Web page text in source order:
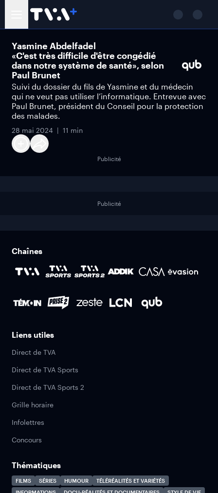
Yasmine Abdelfadel
«C'est très difficile d'être congédié
dans notre système de santé», selon
Paul Brunet
Suivi du dossier du fils de Yasmine et du médecin
qui ne veut pas utiliser l’informatique. Entrevue avec
Paul Brunet, président du Conseil pour la protection
des malades.
28 mai 2024 11 min
Publicité
Publicité
Chaînes
Liens utiles
Direct de TVA
Direct de TVA Sports
Direct de TVA Sports 2
Grille horaire
Infolettres
Concours
Thématiques
FILMS SÉRIES HUMOUR
TÉLÉRÉALITÉS ET VARIÉTÉS